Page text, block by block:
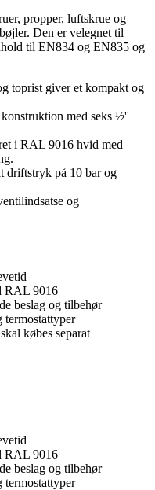
propper, luftskrue og
Den er velegnet til
til EN834 og EN835 og
toprist giver et kompakt og
med seks ½''
i RAL 9016 hvid med
driftstryk på 10 bar og
og
RAL 9016
beslag og tilbehør
købes separat
RAL 9016
beslag og tilbehør